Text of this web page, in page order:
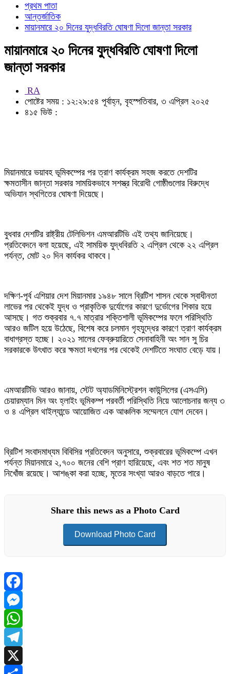
প্রথম পাতা
আন্তর্জাতিক
মায়ানমারে ২০ দিনের যুদ্ধবিরতি ঘোষণা দিলো জান্তা সরকার
মায়ানমারে ২০ দিনের যুদ্ধবিরতি ঘোষণা দিলো
জান্তা সরকার
RA
পোষ্টের সময় : ১২:২৯:৫৪ পূর্বাহ্ন, বৃহস্পতিবার, ৩ এপ্রিল ২০২৫
৪১৫ ভিউ :
মিয়ানমারে ভয়াবহ ভূমিকম্পের পর ত্রাণ কার্যক্রম সহজ করতে দেশটির
ক্ষমতাসীন জান্তা সরকার সাময়িকভাবে সশস্ত্র বিরোধী গোষ্ঠীগুলোর বিরুদ্ধে
অভিযান স্থগিতের ঘোষণা দিয়েছে।
বুধবার দেশটির রাষ্ট্রীয় টেলিভিশন এমআরটিভি এই তথ্য জানিয়েছে।
প্রতিবেদনে বলা হয়েছে, এই সাময়িক যুদ্ধবিরতি ২ এপ্রিল থেকে ২২ এপ্রিল
পর্যন্ত, মোট ২০ দিন কার্যকর থাকবে।
দক্ষিণ-পূর্ব এশিয়ার দেশ মিয়ানমার ১৯৪৮ সালে ব্রিটিশ শাসন থেকে স্বাধীনতা
লাভের পর থেকেই যুদ্ধ ও প্রাকৃতিক দুর্যোগের কারণে দুর্ভোগের শিকার হয়ে
আসছে। গত শুক্রবার ৭.৭ মাত্রার শক্তিশালী ভূমিকম্পের ফলে পরিস্থিতি
আরও জটিল হয়ে উঠেছে, বিশেষ করে চলমান গৃহযুদ্ধের কারণে ত্রাণ কার্যক্রম
বাধাগ্রস্ত হচ্ছে। ২০২১ সালের ফেব্রুয়ারিতে সেনাবাহিনী অং সান সু চির
সরকারকে উৎখাত করে ক্ষমতা দখলের পর থেকেই দেশটিতে সংঘাত বেড়ে যায়।
এমআরটিভি আরও জানায়, স্টেট অ্যাডমিনিস্ট্রেশন কাউন্সিলের (এসএসি)
চেয়ারম্যান মিন অং হ্লাইং ভূমিকম্প পরবর্তী পরিস্থিতি নিয়ে আলোচনার জন্য ৩
ও ৪ এপ্রিল থাইল্যান্ডে আয়োজিত এক আঞ্চলিক সম্মেলনে যোগ দেবেন।
ব্রিটিশ সংবাদমাধ্যম বিবিসির প্রতিবেদন অনুসারে, শুক্রবারের ভূমিকম্পে এখন
পর্যন্ত মিয়ানমারে ২,৭০০ জনের বেশি প্রাণ হারিয়েছে, এবং শত শত মানুষ
নিখোঁজ রয়েছে। আশঙ্কা করা হচ্ছে, মৃতের সংখ্যা আরও বাড়তে পারে।
Share this news as a Photo Card
Download Photo Card
Facebook
Messenger
WhatsApp
Telegram